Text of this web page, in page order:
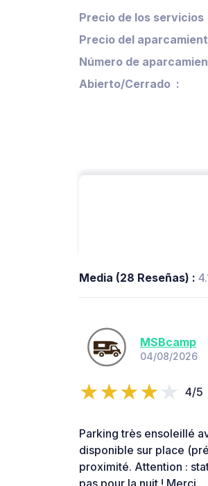
Precio de los servicios
Precio del
Número de
Abierto/Cerrado
Media (28 Reseñas) :
MSBcamp
04/08/2026
4/5
Parking très ensoleillé
disponible sur place
proximité. Attention :